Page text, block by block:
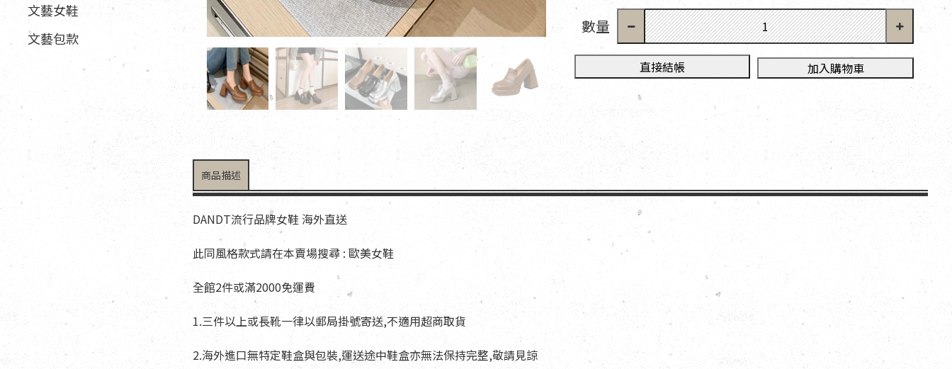
文藝女鞋
文藝包款
數量
直接結帳 加入購物車
商品描述
DANDT流行品牌女鞋 海外直送
此同風格款式請在本賣場搜尋 : 歐美女鞋
全館2件或滿2000免運費
1.三件以上或長靴一律以郵局掛號寄送,不適用超商取貨
2.海外進口無特定鞋盒與包裝,運送途中鞋盒亦無法保持完整,敬請見諒